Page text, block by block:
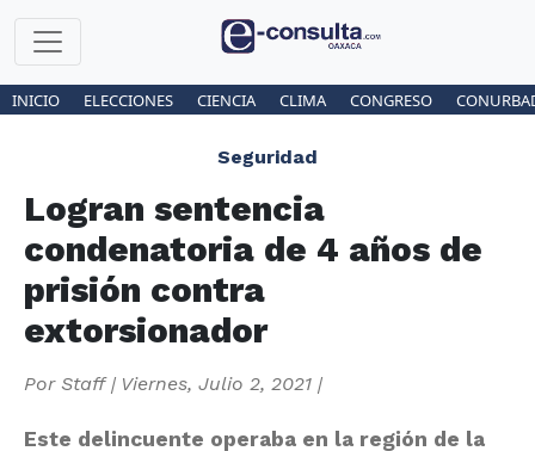
INICIO ELECCIONES CIENCIA CLIMA CONGRESO
Seguridad
Logran sentencia
condenatoria de 4 años de
prisión contra
extorsionador
Por Staff| Viernes, Julio 2, 2021 |
Este delincuente operaba en la región de la